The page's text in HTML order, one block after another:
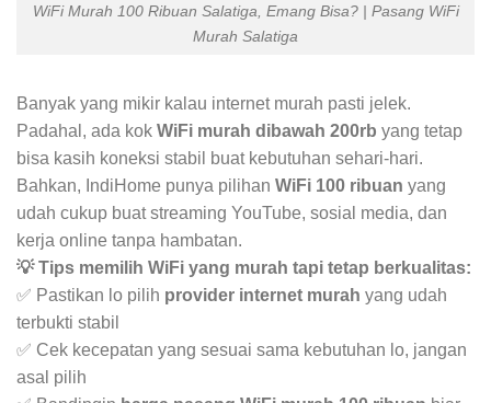
WiFi Murah 100 Ribuan Salatiga, Emang Bisa? | Pasang WiFi
Murah Salatiga
Banyak yang mikir kalau internet murah pasti jelek.
Padahal, ada kok WiFi murah dibawah 200rb yang tetap
bisa kasih koneksi stabil buat kebutuhan sehari-hari.
Bahkan, IndiHome punya pilihan WiFi 100 ribuan yang
udah cukup buat streaming YouTube, sosial media, dan
kerja online tanpa hambatan.
💡 Tips memilih WiFi yang murah tapi tetap berkualitas:
✅ Pastikan lo pilih provider internet murah yang udah
terbukti stabil
✅ Cek kecepatan yang sesuai sama kebutuhan lo, jangan
asal pilih